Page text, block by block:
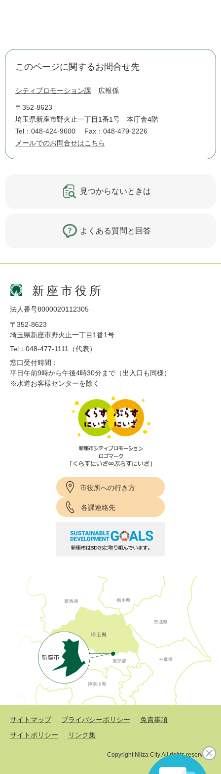
このページに関するお問合せ先
シティプロモーション課 広報係
〒352-8623
埼玉県新座市野火止一丁目1番1号 本庁舎4階
Tel：048-424-9600
Fax：048-479-2226
メールでのお問合せはこちら
見つからないときは
よくある質問と回答
新座市役所
法人番号8000020112305
〒352-8623
埼玉県新座市野火止一丁目1番1号
Tel：048-477-1111（代表）
窓口受付時間：
平日午前9時から午後4時30分まで（出入口も同様）
※水道お客様センターを除く
市役所への行き方
各課連絡先
サイトマップ プライバシーポリシー
免責事項
サイトポリシー
リンク集
Copyright Niiza City All rights reserved.